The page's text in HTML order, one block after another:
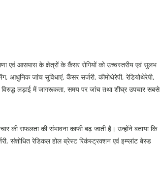
एवं आसपास के क्षेत्रों के कैंसर रोगियों को उच्चस्तरीय एवं सुलभ
आधुनिक जांच सुविधाएं, कैंसर सर्जरी, कीमोथेरेपी, रेडियोथेरेपी,
लड़ाई में जागरूकता, समय पर जांच तथा शीघ्र उपचार सबसे
की सफलता की संभावना काफी बढ़ जाती है। उन्होंने बताया कि
संशोधित रेडिकल होल ब्रेस्ट रिकंस्ट्रक्शन एवं इम्प्लांट बेस्ड